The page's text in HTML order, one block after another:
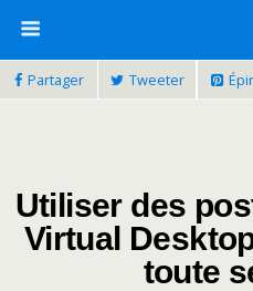
Partager Tweeter
Utiliser des
Virtual
toute